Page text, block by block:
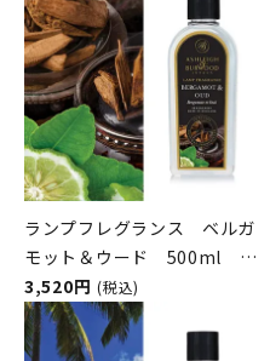
ランプフレグランス ベルガ
モット＆ウード 500ml フ
レグランスランプ用オイル
ASHLEIGH&BURWOOD（ア
シュレイアンドバーウッド）
3,520円 (税込)